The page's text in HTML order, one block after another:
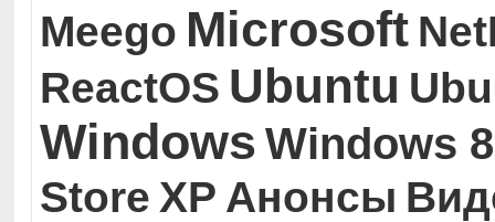
Meego Microsoft
ReactOS Ubuntu
Windows Windows 8
Store XP Анонсы